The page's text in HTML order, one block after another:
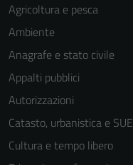
Agricoltura e pesca
Ambiente
Anagrafe e stato civile
Appalti pubblici
Autorizzazioni
Catasto, urbanistica e SUE
Cultura e tempo libero